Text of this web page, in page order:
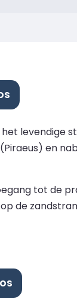
het levendige
en
tot de
de